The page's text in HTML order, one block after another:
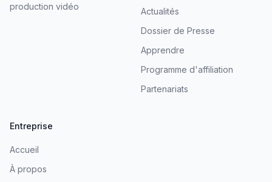
production vidéo
Actualités
Dossier de Presse
Apprendre
Programme d'affiliation
Partenariats
Entreprise
Accueil
À propos